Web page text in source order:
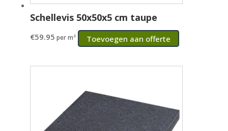
Schellevis 50x50x5 cm taupe
€59.95 per m² Toevoegen aan offerte